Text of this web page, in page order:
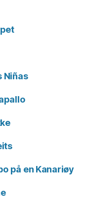
Niñas
på en Kanariøy